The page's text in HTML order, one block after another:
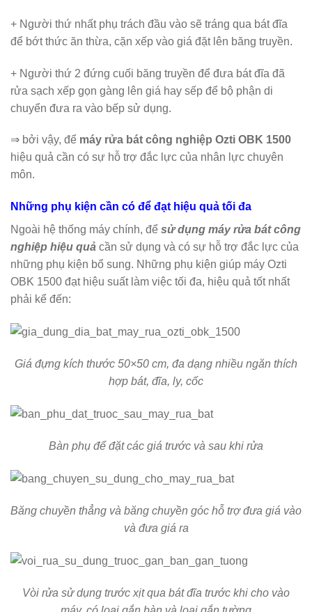
+ Người thứ nhất phụ trách đầu vào sẽ tráng qua bát đĩa
để bớt thức ăn thừa, cặn xếp vào giá đặt lên băng truyền.
+ Người thứ 2 đứng cuối băng truyền để đưa bát đĩa đã
rửa sạch xếp gọn gàng lên giá hay sếp để bộ phận di
chuyển đưa ra vào bếp sử dụng.
⇒ bởi vậy, để máy rửa bát công nghiệp Ozti OBK 1500
hiệu quả cần có sự hỗ trợ đắc lực của nhân lực chuyên
môn.
Những phụ kiện cần có để đạt hiệu quả tối đa
Ngoài hệ thống máy chính, để sử dụng máy rửa bát công
nghiệp hiệu quả cần sử dụng và có sự hỗ trợ đắc lực của
những phụ kiện bổ sung. Những phụ kiện giúp máy Ozti
OBK 1500 đạt hiệu suất làm việc tối đa, hiệu quả tốt nhất
phải kể đến:
Giá đựng kích thước 50×50 cm, đa dạng nhiều ngăn thích
hợp bát, đĩa, ly, cốc
Bàn phụ để đặt các giá trước và sau khi rửa
Băng chuyền thẳng và băng chuyền góc hỗ trợ đưa giá vào
và đưa giá ra
Vòi rửa sử dụng trước xịt qua bát đĩa trước khi cho vào